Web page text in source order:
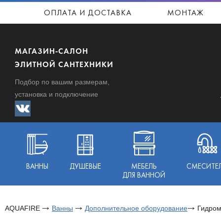
ОПЛАТА И ДОСТАВКА МОНТАЖ
МАГАЗИН-САЛОН
ЭЛИТНОЙ САНТЕХНИКИ
Подбор по вашим размерам,
установка и подключение
ВАННЫ ДУШЕВЫЕ
МЕБЕЛЬ
ДЛЯ ВАННОЙ
AQUAFIRE Ванны Дополнительное оборудование